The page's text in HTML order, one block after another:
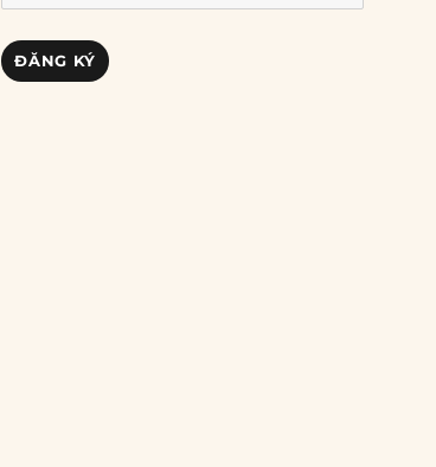
chỉ
email
ĐĂNG KÝ